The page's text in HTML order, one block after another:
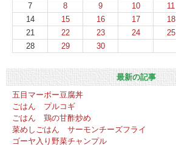
7
8 9 10 11
14
15 16 17 18
21
22 23 24 25
28
29 30
最新の記事
五目マーボー豆腐丼
ごはん プルコギ
ごはん 鶏の甘酢炒め
菜めしごはん サーモンチーズフライ
ゴーヤ入り野菜チャンプル